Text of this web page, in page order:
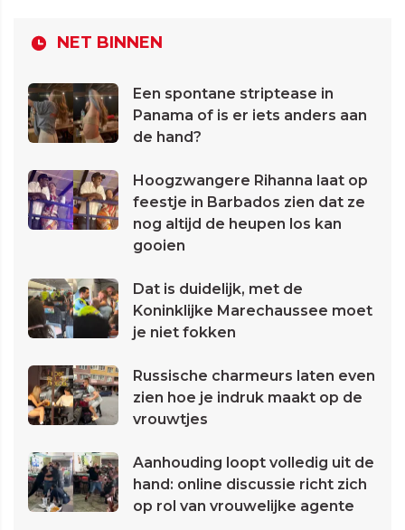
NET BINNEN
Een spontane striptease in
Panama of is er iets anders aan
de hand?
Hoogzwangere Rihanna laat op
feestje in Barbados zien dat ze
nog altijd de heupen los kan
gooien
Dat is duidelijk, met de
Koninklijke Marechaussee moet
je niet fokken
Russische charmeurs laten even
zien hoe je indruk maakt op de
vrouwtjes
Aanhouding loopt volledig uit de
hand: online discussie richt zich
op rol van vrouwelijke agente